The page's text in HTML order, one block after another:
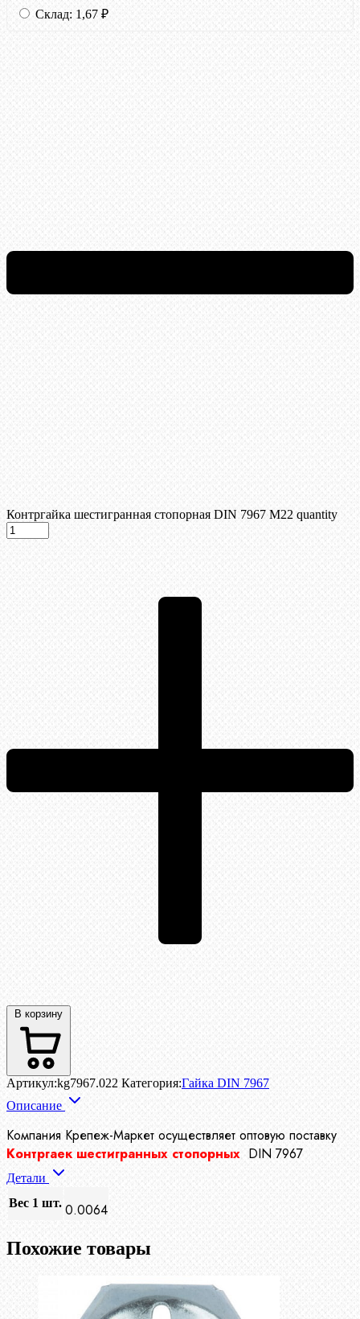
Склад: 1,67 ₽
Контргайка шестигранная стопорная DIN 7967 М22 quantity
В корзину
Артикул:kg7967.022 Категория:Гайка DIN 7967
Описание
Компания Крепеж-Маркет осуществляет оптовую поставку
Контргаек шестигранных стопорных DIN 7967
Детали
Вес 1 шт. 0.0064
Похожие товары